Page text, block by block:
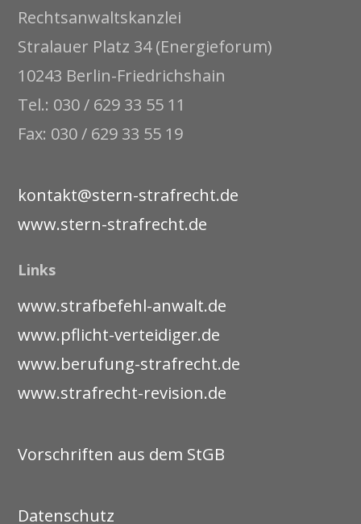
Rechtsanwaltskanzlei
Stralauer Platz 34 (Energieforum)
10243 Berlin-Friedrichshain
Tel.: 030 / 629 33 55 11
Fax: 030 / 629 33 55 19
kontakt@stern-strafrecht.de
www.stern-strafrecht.de
Links
www.strafbefehl-anwalt.de
www.pflicht-verteidiger.de
www.berufung-strafrecht.de
www.strafrecht-revision.de
Vorschriften aus dem StGB
Datenschutz